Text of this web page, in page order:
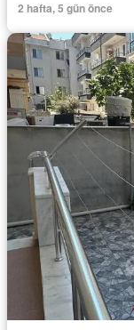
2 hafta, 5 gün önce